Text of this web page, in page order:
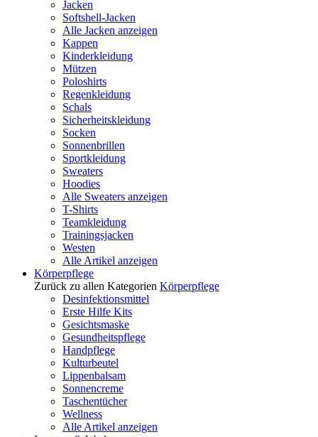
Jacken
Softshell-Jacken
Alle Jacken anzeigen
Kappen
Kinderkleidung
Mützen
Poloshirts
Regenkleidung
Schals
Sicherheitskleidung
Socken
Sonnenbrillen
Sportkleidung
Sweaters
Hoodies
Alle Sweaters anzeigen
T-Shirts
Teamkleidung
Trainingsjacken
Westen
Alle Artikel anzeigen
Körperpflege
Zurück zu allen Kategorien Körperpflege
Desinfektionsmittel
Erste Hilfe Kits
Gesichtsmaske
Gesundheitspflege
Handpflege
Kulturbeutel
Lippenbalsam
Sonnencreme
Taschentücher
Wellness
Alle Artikel anzeigen